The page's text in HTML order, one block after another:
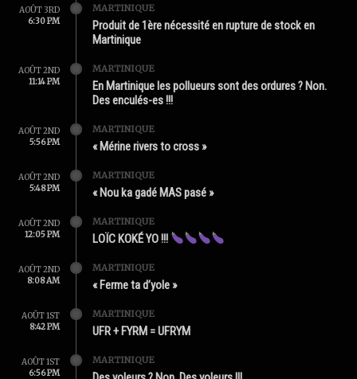
AOÛT 3RD
6:30 PM
MARTINIQUE
Produit de 1ère nécessité en rupture de stock en
Martinique
AOÛT 2ND
11:14 PM
MARTINIQUE
En Martinique les pollueurs sont des ordures ? Non.
Des enculés-es !!!
AOÛT 2ND
5:56 PM
MARTINIQUE
« Mérine rivers to cross »
AOÛT 2ND
5:48 PM
MARTINIQUE
« Nou ka gadé MAS pasé »
AOÛT 2ND
12:05 PM
MARTINIQUE
LOÏC KOKÉ YO !!!
AOÛT 2ND
8:08 AM
MARTINIQUE
« Ferme ta d’yole »
AOÛT 1ST
8:42 PM
MARTINIQUE
UFR + FYRM = UFRYM
AOÛT 1ST
6:56 PM
MARTINIQUE